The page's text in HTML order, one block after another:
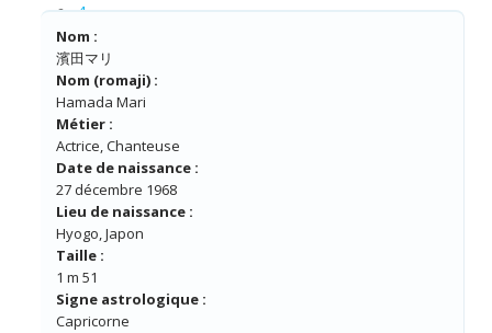
4
5
Nom :
濱田マリ
Nom (romaji) :
Hamada Mari
Métier :
Actrice, Chanteuse
Date de naissance :
27 décembre 1968
Lieu de naissance :
Hyogo, Japon
Taille :
1 m 51
Signe astrologique :
Capricorne